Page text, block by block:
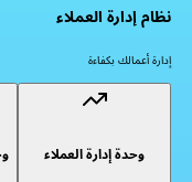
نظام إدارة العملاء
إدارة أعمالك بكفاءة
وحدة إدارة العملاء